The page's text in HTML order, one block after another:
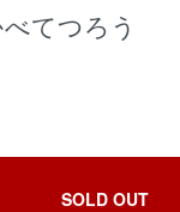
てつろう
SOLD OUT